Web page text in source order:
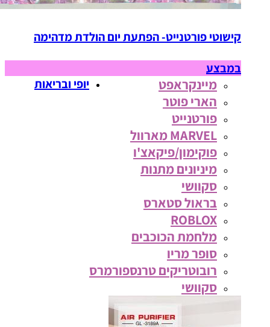
קישוטי פורטנייט- הפתעת יום הולדת מדהימה
במבצע
מיינקראפט
הארי פוטר
פורטנייט
MARVEL מארוול
פוקימון/פיקאצ'ו
מיניונים מתנות
סקוושי
בראול סטארס
ROBLOX
מלחמת הכוכבים
סופר מריו
רובוטריקים טרנספורמרס
סקוושי
יופי ובריאות